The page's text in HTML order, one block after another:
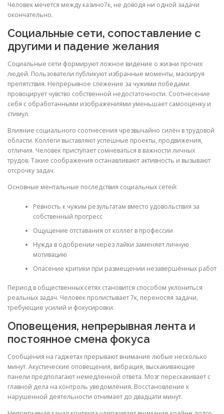
Человек мечется между казино7к, не доводя ни одной задачи
окончательно.
Социальные сети, сопоставление с
другими и падение желания
Социальные сети формируют ложное видение о жизни прочих
людей. Пользователи публикуют избранные моменты, маскируя
препятствия. Непрерывное слежение за чужими победами
провоцирует чувство собственной недостаточности. Соотнесение
себя с обработанными изображениями уменьшает самооценку и
стимул.
Влияние социального соотнесения чрезвычайно силён в трудовой
области. Коллеги выставляют успешные проекты, продвижения,
отличия. Человек приступает сомневаться в важности личных
трудов. Такие соображения останавливают активность и вызывают
отсрочку задач.
Основные ментальные последствия социальных сетей:
Ревность к чужим результатам вместо удовольствия за
собственный прогресс
Ощущение отставания от коллег в профессии
Нужда в одобрении через лайки заменяет личную
мотивацию
Опасение критики при размещении незавершённых работ
Период в общественных сетях становится способом уклониться
реальных задач. Человек пролистывает 7к, переносяя задачи,
требующие усилий и фокусировки.
Оповещения, непрерывная лента и
постоянное смена фокуса
Сообщения на гаджетах прерывают внимание любые несколько
минут. Акустические оповещения, вибрация, выскакивающие
панели предполагают немедленной ответа. Мозг перескакивает с
главной дела на контроль уведомления. Восстановление к
нарушенной деятельности отнимает до двадцати минут.